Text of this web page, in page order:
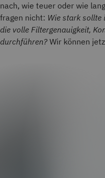
nach, wie teuer oder wie
fragen nicht: Wie stark sollte
die volle Filtergenauigkeit,
durchführen? Wir können